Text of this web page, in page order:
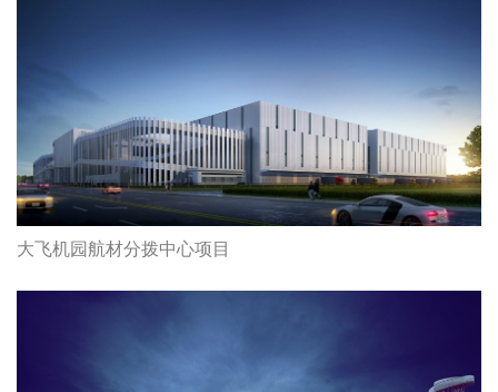
大飞机园航材分拨中心项目